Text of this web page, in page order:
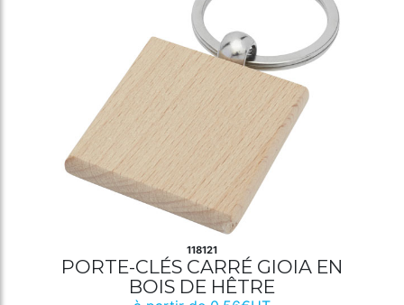
118121
PORTE-CLÉS CARRÉ GIOIA EN
BOIS DE HÊTRE